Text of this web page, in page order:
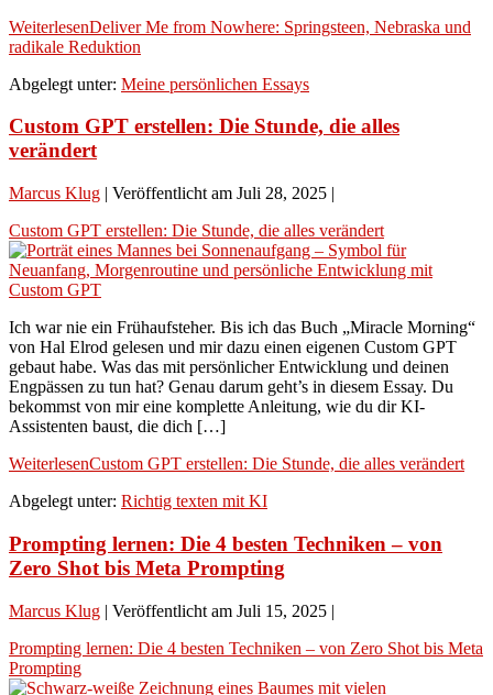
WeiterlesenDeliver Me from Nowhere: Springsteen, Nebraska und
radikale Reduktion
Abgelegt unter: Meine persönlichen Essays
Custom GPT erstellen: Die Stunde, die alles
verändert
Marcus Klug | Veröffentlicht am Juli 28, 2025 |
Custom GPT erstellen: Die Stunde, die alles verändert
Ich war nie ein Frühaufsteher. Bis ich das Buch „Miracle Morning“
von Hal Elrod gelesen und mir dazu einen eigenen Custom GPT
gebaut habe. Was das mit persönlicher Entwicklung und deinen
Engpässen zu tun hat? Genau darum geht’s in diesem Essay. Du
bekommst von mir eine komplette Anleitung, wie du dir KI-
Assistenten baust, die dich […]
WeiterlesenCustom GPT erstellen: Die Stunde, die alles verändert
Abgelegt unter: Richtig texten mit KI
Prompting lernen: Die 4 besten Techniken – von
Zero Shot bis Meta Prompting
Marcus Klug | Veröffentlicht am Juli 15, 2025 |
Prompting lernen: Die 4 besten Techniken – von Zero Shot bis Meta
Prompting